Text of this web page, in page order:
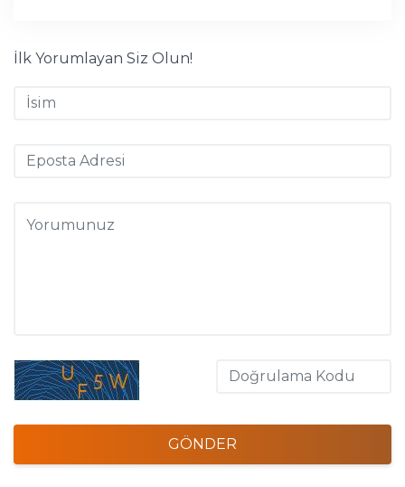
İlk Yorumlayan Siz Olun!
GÖNDER